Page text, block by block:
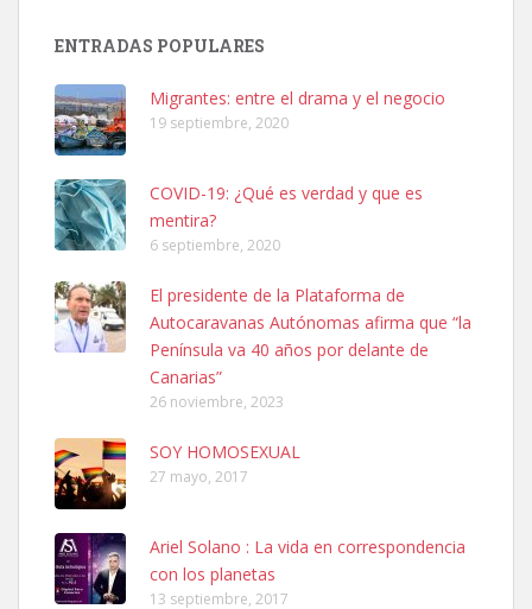
Leales.org » Gran Canaria
SHIBA PERDIDO AVDA JOSE MESA Y LOPEZ
PERRO MACHO RAZA SHIBA CON MICROCHIP PERDIDO HOY
06/07/2025 ZONA MESA Y LOPEZ. ES MUY ASUSTADIZO
Leales.org » Gran Canaria
6.7.2025
Ninfa perdida
El día 5 se los perdió una ninfa papillera, asustada tiene miedo a la
ENTRADAS POPULARES
Migrantes: entre el drama y el negocio
19 septiembre, 2020
COVID-19: ¿Qué es verdad y que es
mentira?
6 septiembre, 2020
El presidente de la Plataforma de
Autocaravanas Autónomas afirma que “la
Península va 40 años por delante de
Canarias”
26 noviembre, 2023
SOY HOMOSEXUAL
27 mayo, 2017
Ariel Solano : La vida en correspondencia
con los planetas
13 septiembre, 2017